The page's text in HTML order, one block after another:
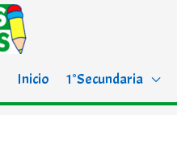
Inicio 1°Secundaria